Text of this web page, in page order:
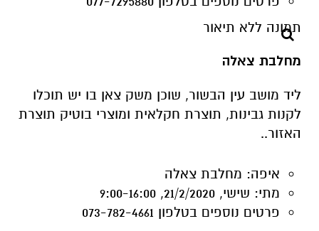
ליד מושב עין הבשור, שוכן משק צאן בו יש תוכלו
לקנות גבינות, תוצרת חקלאית ומוצרי בוטיק תוצרת
האזור..
איפה: מחלבת צאלה
מתי: שישי, 21/2/2020, 9:00-16:00
פרטים נוספים
יענים ובועות
חוות אל היען מזמינה אתכם למפגש עם העוף
הגדול ביותר על פני כדור הארץ – היען לצד שליו